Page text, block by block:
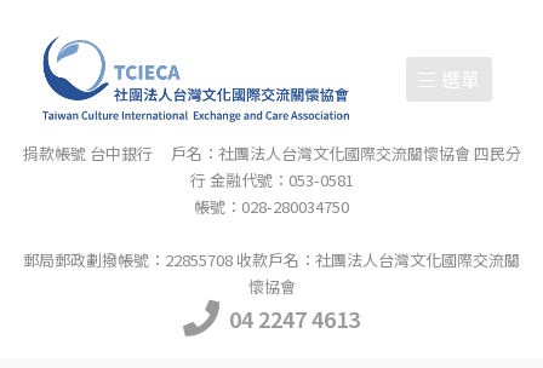
選單
捐款帳號 台中銀行 戶名：社團法人台灣文化國際交流關懷協會 四民分
行 金融代號：053-0581
帳號：028-280034750
郵局郵政劃撥帳號：22855708 收款戶名：社團法人台灣文化國際交流關
懷協會
04 2247 4613